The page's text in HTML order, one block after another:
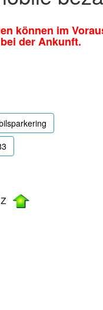
können im
der Ankunft.